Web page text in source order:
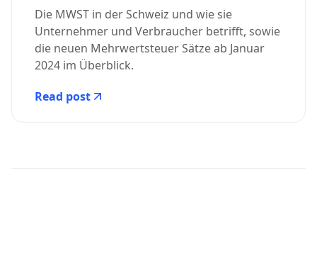
Die MWST in der Schweiz und wie sie
Unternehmer und Verbraucher betrifft, sowie
die neuen Mehrwertsteuer Sätze ab Januar
2024 im Überblick.
Read post